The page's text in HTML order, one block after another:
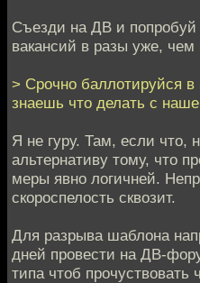
Съезди на ДВ и попробуй
вакансий в разы уже, чем
> Срочно баллотируйся
знаешь что делать с
Я не гуру. Там, если что,
альтернативу тому, что
меры явно логичней.
скороспелость сквозит.
Для разрыва шаблона
дней провести на ДВ-
типа чтоб